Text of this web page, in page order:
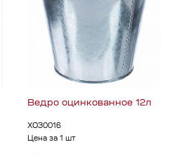
Ведро оцинкованное 12л
ХОЗ0016
Цена за 1 шт